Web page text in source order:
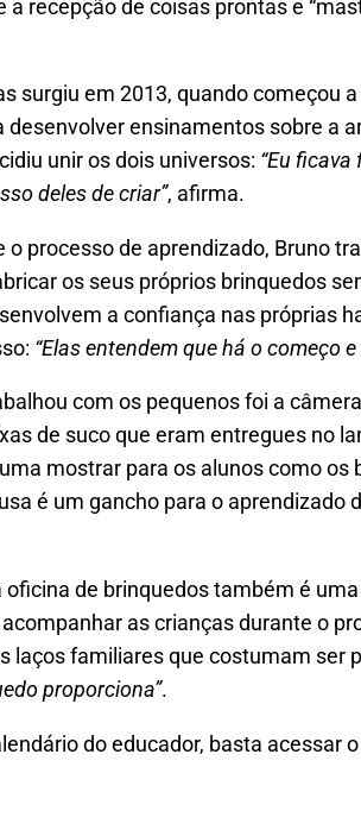
recepção de coisas prontas e
surgiu em 2013, quando começou
ensinamentos sobre a
unir os dois universos: “Eu
deles de criar”, afirma.
processo de aprendizado, Bruno
os seus próprios brinquedos
a confiança nas próprias
“Elas entendem que há o começo
com os pequenos foi a
de suco que eram entregues no
mostrar para os alunos como
é um gancho para o
de brinquedos também é
as crianças durante o
laços familiares que costumam ser
proporciona”.
do educador, basta acessar